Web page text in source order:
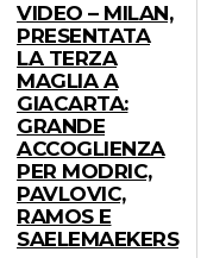
VIDEO – MILAN,
PRESENTATA
LA TERZA
MAGLIA A
GIACARTA:
GRANDE
ACCOGLIENZA
PER MODRIC,
PAVLOVIC,
RAMOS E
SAELEMAEKERS